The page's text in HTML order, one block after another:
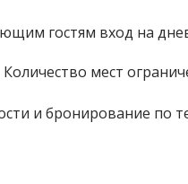
гостям вход на
мест
и бронирование по